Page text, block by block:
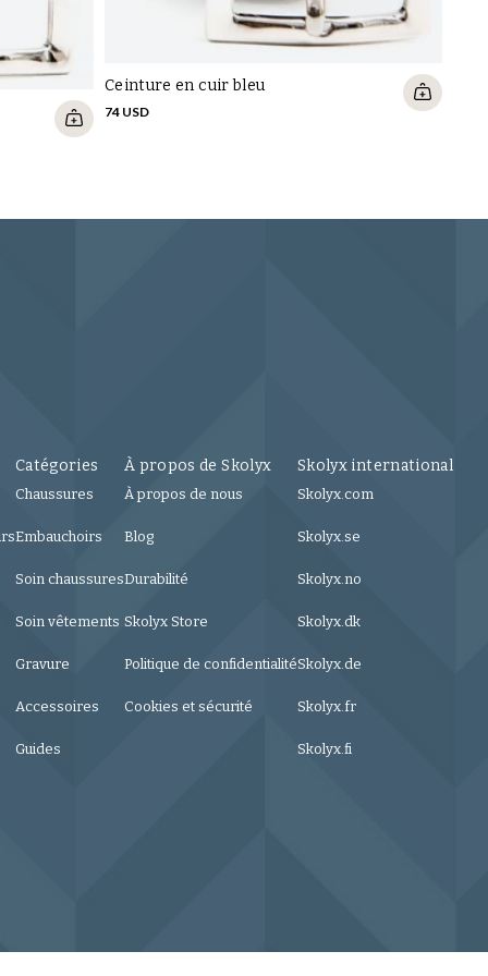
Ceinture en cuir bleu
74 USD
Catégories
Chaussures
Embauchoirs
Soin chaussures
Soin vêtements
Gravure
Accessoires
Guides
À propos de Skolyx
À propos de nous
Blog
Durabilité
Skolyx Store
Politique de confidentialité
Cookies et sécurité
Skolyx international
Skolyx.com
Skolyx.se
Skolyx.no
Skolyx.dk
Skolyx.de
Skolyx.fr
Skolyx.fi